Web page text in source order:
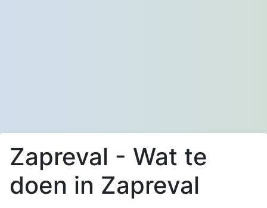
Zapreval - Wat te
doen in Zapreval